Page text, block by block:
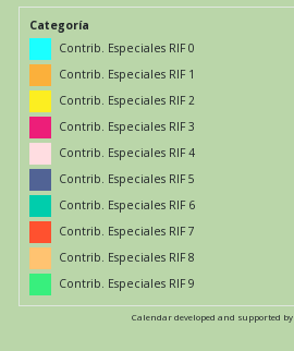
Categoría
Contrib. Especiales RIF 0
Contrib. Especiales RIF 1
Contrib. Especiales RIF 2
Contrib. Especiales RIF 3
Contrib. Especiales RIF 4
Contrib. Especiales RIF 5
Contrib. Especiales RIF 6
Contrib. Especiales RIF 7
Contrib. Especiales RIF 8
Contrib. Especiales RIF 9
Calendar developed and supported by